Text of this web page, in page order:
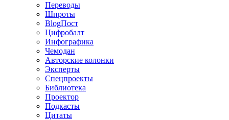
Переводы
Шпроты
BlogПост
Цифробалт
Инфографика
Чемодан
Авторские колонки
Эксперты
Спецпроекты
Библиотека
Проектор
Подкасты
Цитаты